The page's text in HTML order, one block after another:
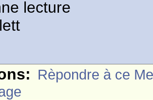
lecture
Rèpondre à ce